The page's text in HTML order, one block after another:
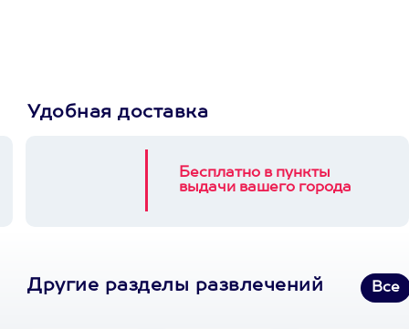
Удобная доставка
Бесплатно в пункты
выдачи вашего города
Другие разделы развлечений Все